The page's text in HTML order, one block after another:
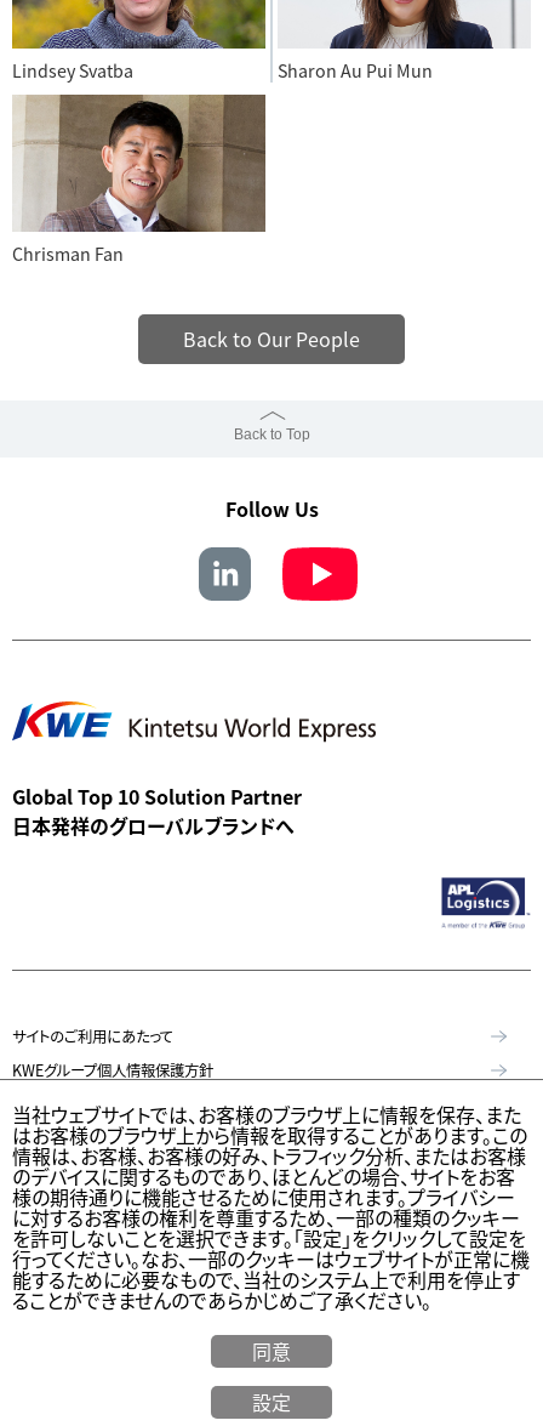
貨物追跡
オフィス
Lindsey Svatba Sharon Au Pui Mun
Chrisman Fan
Back to Our People
Back to Top
Follow Us
Global Top 10 Solution Partner
日本発祥のグローバルブランドへ
サイトのご利用にあたって
KWEグループ個人情報保護方針
個人情報保護方針
特定個人情報等の適正な取扱いに関する基本方針
KWE Group Social Media Policy（KWEグループソーシャルメディア基本
方針）
ウェブアクセシビリティステートメント
© Kintetsu World Express, Inc
当社ウェブサイトでは、お客様のブラウザ上に情報を保存、また
はお客様のブラウザ上から情報を取得することがあります。この
情報は、お客様、お客様の好み、トラフィック分析、またはお客様
のデバイスに関するものであり、ほとんどの場合、サイトをお客
様の期待通りに機能させるために使用されます。プライバシー
に対するお客様の権利を尊重するため、一部の種類のクッキー
を許可しないことを選択できます。「設定」をクリックして設定を
行ってください。なお、一部のクッキーはウェブサイトが正常に機
能するために必要なもので、当社のシステム上で利用を停止す
ることができませんのであらかじめご了承ください。
同意
設定